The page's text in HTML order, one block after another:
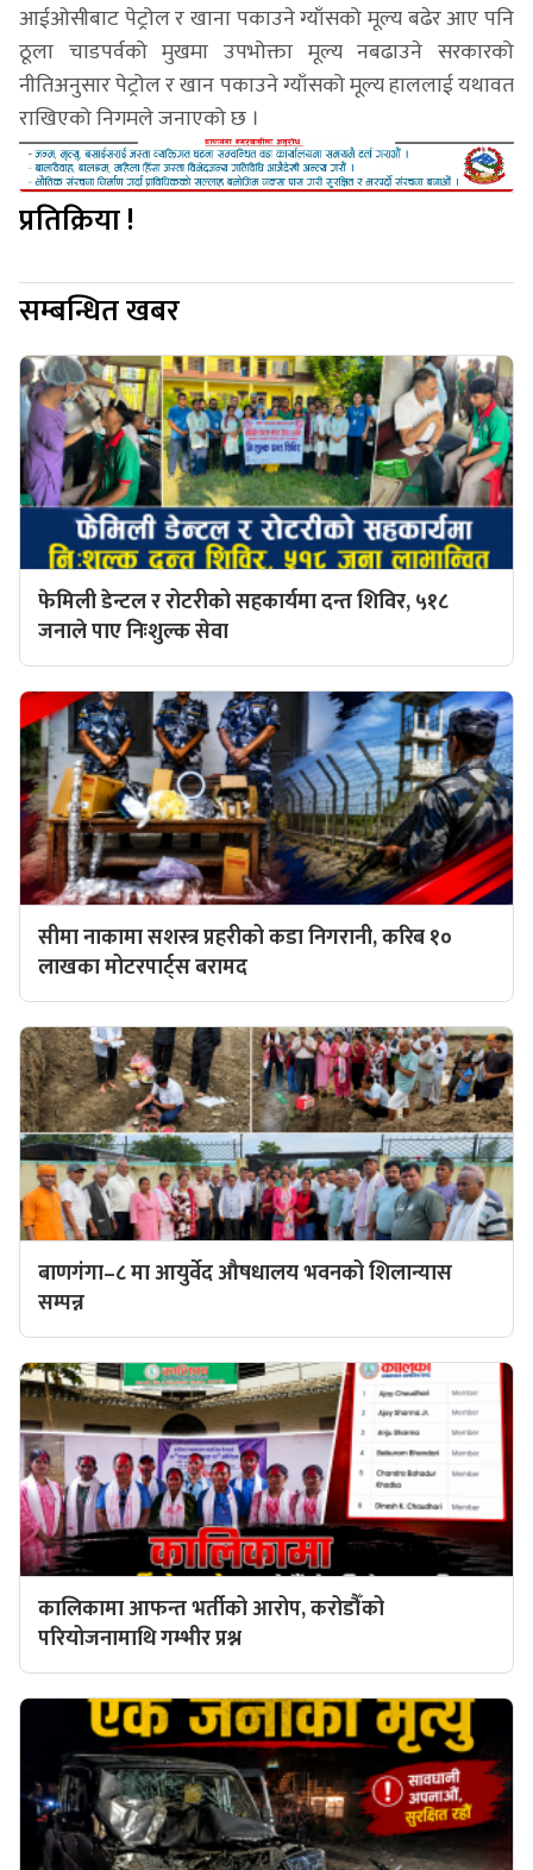
आईओसीबाट पेट्रोल र खाना पकाउने ग्याँसको मूल्य बढेर आए पनि
ठूला चाडपर्वको मुखमा उपभोक्ता मूल्य नबढाउने सरकारको
नीतिअनुसार पेट्रोल र खान पकाउने ग्याँसको मूल्य हाललाई यथावत
राखिएको निगमले जनाएको छ ।
प्रतिक्रिया !
सम्बन्धित खबर
फेमिली डेन्टल र रोटरीको सहकार्यमा दन्त शिविर, ५१८
जनाले पाए निःशुल्क सेवा
सीमा नाकामा सशस्त्र प्रहरीको कडा निगरानी, करिब १०
लाखका मोटरपार्ट्स बरामद
बाणगंगा–८ मा आयुर्वेद औषधालय भवनको शिलान्यास
सम्पन्न
कालिकामा आफन्त भर्तीको आरोप, करोडौँको
परियोजनामाथि गम्भीर प्रश्न